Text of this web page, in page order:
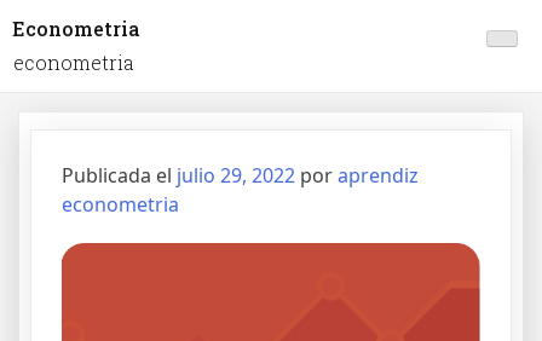
Econometria
econometria
Publicada el julio 29, 2022 poraprendiz
econometria